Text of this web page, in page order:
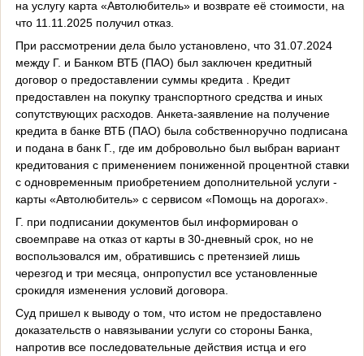
на услугу карта «Автолюбитель» и возврате её стоимости, на
что 11.11.2025 получил отказ.
При рассмотрении дела было установлено, что 31.07.2024
между Г. и Банком ВТБ (ПАО) был заключен кредитный
договор о предоставлении суммы кредита . Кредит
предоставлен на покупку транспортного средства и иных
сопутствующих расходов. Анкета-заявление на получение
кредита в банке ВТБ (ПАО) была собственноручно подписана
и подана в банк Г., где им добровольно был выбран вариант
кредитования с применением пониженной процентной ставки
с одновременным приобретением дополнительной услуги -
карты «Автолюбитель» с сервисом «Помощь на дорогах».
Г. при подписании документов был информирован о
своемправе на отказ от карты в 30-дневный срок, но не
воспользовался им, обратившись с претензией лишь
черезгод и три месяца, онпропустил все установленные
срокидля изменения условий договора.
Суд пришел к выводу о том, что истом не предоставлено
доказательств о навязывании услуги со стороны Банка,
напротив все последовательные действия истца и его